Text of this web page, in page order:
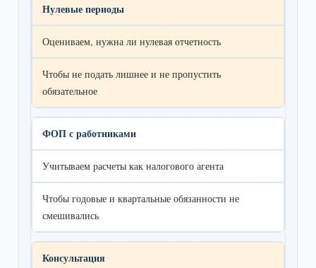
Нулевые периоды
Оцениваем, нужна ли нулевая отчетность
Чтобы не подать лишнее и не пропустить
обязательное
ФОП с работниками
Учитываем расчеты как налогового агента
Чтобы годовые и квартальные обязанности не
смешивались
Консультация